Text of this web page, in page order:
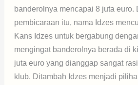
banderolnya mencapai 8 juta euro.
pembicaraan itu, nama Idzes
Kans Idzes untuk bergabung
mengingat banderolnya berada di
juta euro yang dianggap sangat
klub. Ditambah Idzes menjadi